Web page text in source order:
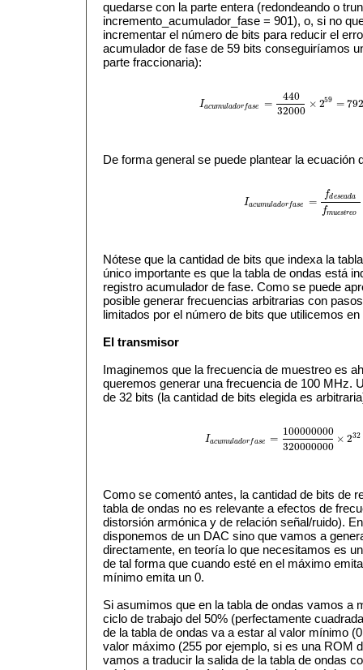
quedarse con la parte entera (redondeando o
incremento_acumulador_fase = 901), o, si no
incrementar el número de bits para reducir el
acumulador de fase de 59 bits conseguiríamos
parte fraccionaria):
Iacumuladorfase =
440
32000
× 259 =
Iacumulador as e=44032000×2 59=
De forma general se puede plantear la ecuación
Iacumuladorfase =
fdeseada
fmuestreo
Iacumuladorfas =fdeseadafm
Nótese que la cantidad de bits que indexa la
único importante es que la tabla de ondas está
registro acumulador de fase. Como se puede
posible generar frecuencias arbitrarias con
limitados por el número de bits que utilicemos
El transmisor
Imaginemos que la frecuencia de muestreo es
queremos generar una frecuencia de 100 MHz.
de 32 bits (la cantidad de bits elegida es
Iacumulador fase =
100000000
320000000
× 232
Iacumuladorfas e=100000000320000000
Como se comentó antes, la cantidad de bits de
tabla de ondas no es relevante a efectos de
distorsión armónica y de relación señal/ruido).
disponemos de un DAC sino que vamos a
directamente, en teoría lo que necesitamos es
de tal forma que cuando esté en el máximo
mínimo emita un 0.
Si asumimos que en la tabla de ondas vamos a
ciclo de trabajo del 50% (perfectamente
de la tabla de ondas va a estar al valor mínimo
valor máximo (255 por ejemplo, si es una ROM
vamos a traducir la salida de la tabla de ondas